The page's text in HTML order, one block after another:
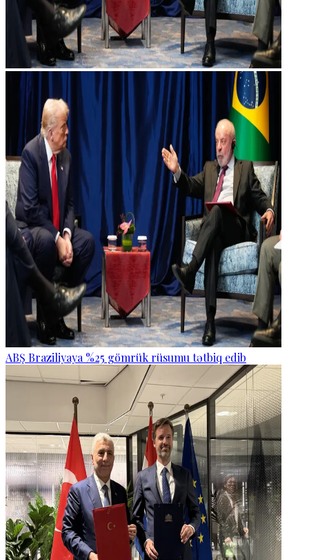
ABŞ Braziliyaya %25 gömrük rüsumu tətbiq edib